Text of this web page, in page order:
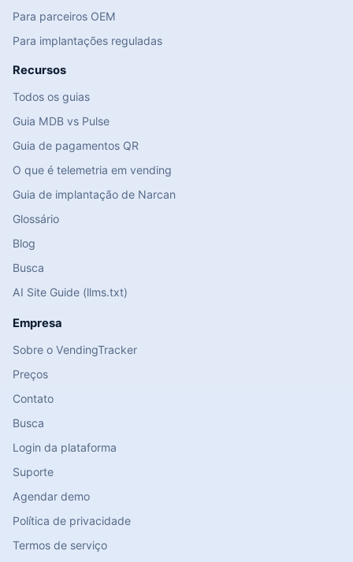
Para parceiros OEM
Para implantações reguladas
Recursos
Todos os guias
Guia MDB vs Pulse
Guia de pagamentos QR
O que é telemetria em vending
Guia de implantação de Narcan
Glossário
Blog
Busca
AI Site Guide (llms.txt)
Empresa
Sobre o VendingTracker
Preços
Contato
Busca
Login da plataforma
Suporte
Agendar demo
Política de privacidade
Termos de serviço